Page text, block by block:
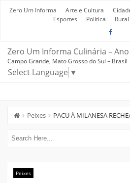
Zero Um Informa Arte e Cultura
Esportes
Política Rural
Zero Um Informa Culinária – Ano
Campo Grande, Mato Grosso do Sul – Brasil
Select Language ▼
Peixes PACU À MILANESA
Peixes